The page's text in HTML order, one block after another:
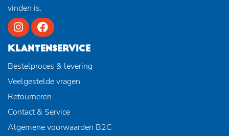
vinden is.
KLANTENSERVICE
Bestelproces & levering
Veelgestelde vragen
Retourneren
Contact & Service
Algemene voorwaarden B2C